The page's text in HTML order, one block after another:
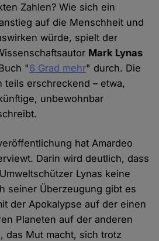
Zahlen? Wie sich ein
auf die Menschheit und
würde, spielt der
Mark Lynas
"6 Grad mehr" durch. Die
teils erschreckend – etwa,
unbewohnbar
hat Amardeo
Darin wird deutlich, dass
Lynas keine
seiner Überzeugung gibt es
der Apokalypse auf der einen
Planeten auf der anderen
das Mut macht, sich trotz